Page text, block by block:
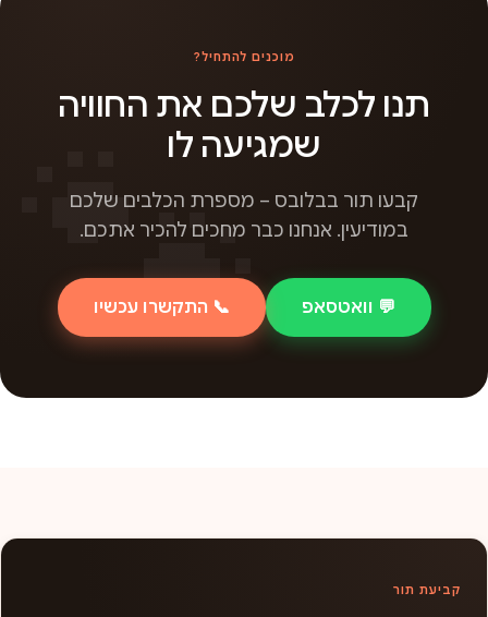
מוכנים להתחיל?
תנו לכלב שלכם את החוויה
שמגיעה לו
קבעו תור בבלובס – מספרת הכלבים שלכם
במודיעין. אנחנו כבר מחכים להכיר אתכם.
💬 וואטסאפ 📞 התקשרו עכשיו
קביעת תור